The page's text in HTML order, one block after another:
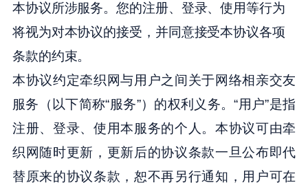
本协议所涉服务。您的注册、登录、使用等行为
将视为对本协议的接受，并同意接受本协议各项
条款的约束。
本协议约定牵织网与用户之间关于网络相亲交友
服务（以下简称“服务”）的权利义务。“用户”是指
注册、登录、使用本服务的个人。本协议可由牵
织网随时更新，更新后的协议条款一旦公布即代
替原来的协议条款，恕不再另行通知，用户可在